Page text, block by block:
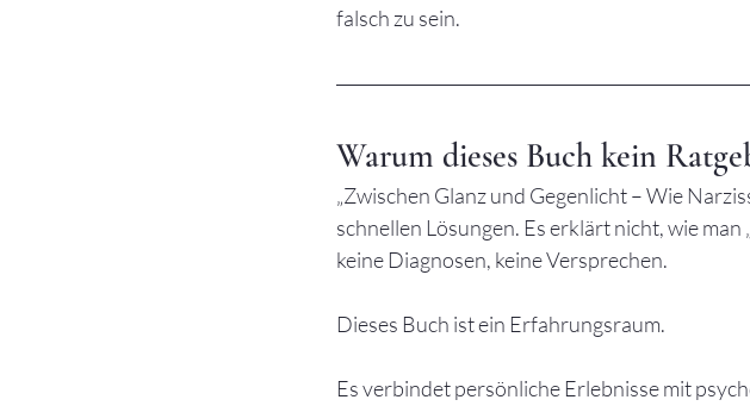
falsch zu sein.
Warum dieses Buch kein
„Zwischen Glanz und Gegenlicht – Wie
schnellen Lösungen. Es erklärt nicht, wie
keine Diagnosen, keine Versprechen.
Dieses Buch ist ein Erfahrungsraum.
Es verbindet persönliche Erlebnisse mit